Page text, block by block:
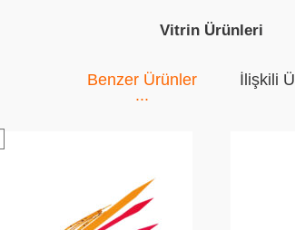
Vitrin Ürünleri
Benzer Ürünler İlişkili